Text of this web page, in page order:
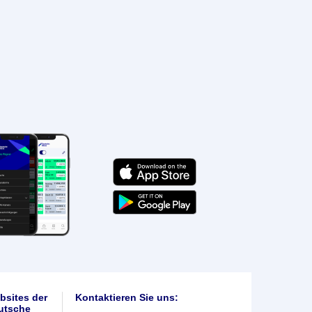
der
Kontaktieren Sie uns: